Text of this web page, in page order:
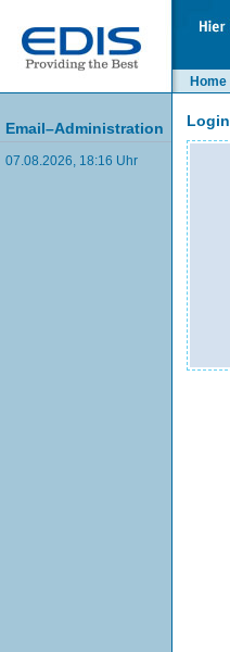
Home
Email–Administration
07.08.2026, 18:16 Uhr
Login